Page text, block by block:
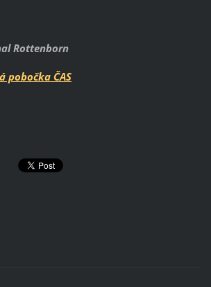
Rottenborn
pobočka ČAS